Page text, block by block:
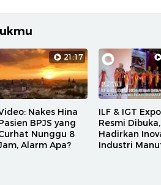
21:17
Nakes Hina
BPJS yang
Nunggu 8
Alarm Apa?
ILF & IGT
Resmi Dibuka,
Hadirkan
Industri